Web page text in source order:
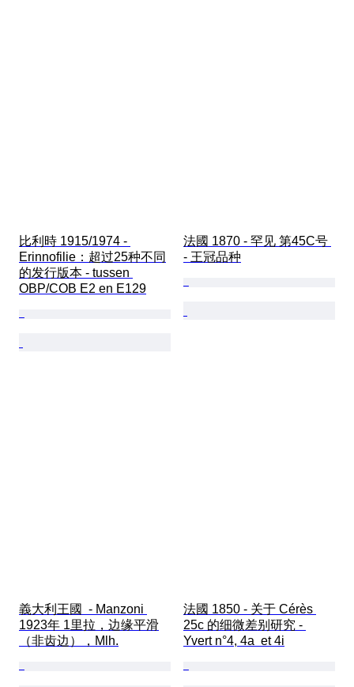
比利時 1915/1974 -
Erinnofilie：超过25种不同
的发行版本 - tussen
OBP/COB E2 en E129
法國 1870 - 罕见 第45C号
- 王冠品种
義大利王國  - Manzoni
1923年 1里拉，边缘平滑
（非齿边），Mlh.
法國 1850 - 关于 Cérès
25c 的细微差别研究 -
Yvert n°4, 4a  et 4i